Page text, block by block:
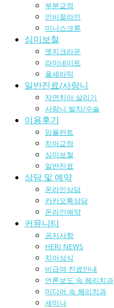
부분교정
인비절라인
미니스크류
심미보철
엣지크라운
라미네이트
올세라믹
일반진료/사랑니
자연치아 살리기
사랑니 발치/수술
이용후기
임플란트
치아교정
심미보철
일반진료
상담 및 예약
온라인상담
카카오톡상담
온라인예약
커뮤니티
공지사항
HERI NEWS
치아상식
비급여 진료안내
언론보도 속 헤리치과
미디어 속 헤리치과
세미나